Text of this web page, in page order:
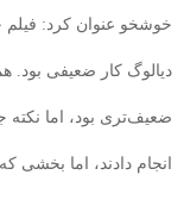
خوشخو عنوان کرد: فیلم
دیالوگ کار ضعیفی بود.
ضعیف‌تری بود، اما نکته